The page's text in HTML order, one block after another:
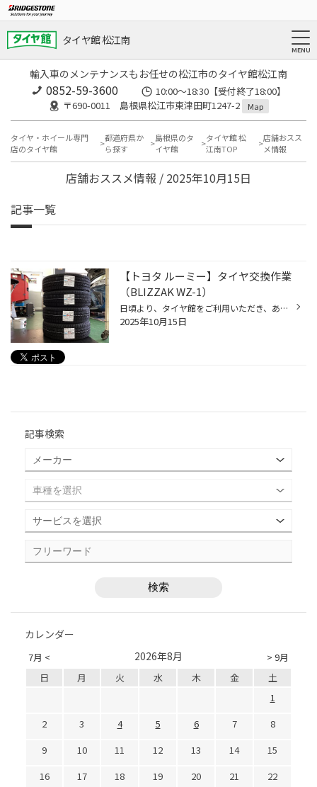
タイヤ館 松江南
輸入車のメンテナンスもお任せの松江市のタイヤ館松江南
0852-59-3600
10:00～18:30【受付終了18:00】
〒690-0011 島根県松江市東津田町1247-2
Map
タイヤ・ホイール専門
店のタイヤ館
都道府県か
ら探す
島根県のタ
イヤ館
タイヤ館 松
江南TOP
店舗おスス
メ情報
店舗おススメ情報 / 2025年10月15日
記事一覧
【トヨタ ルーミー】タイヤ交換作業
（BLIZZAK WZ-1）
日頃より、タイヤ館をご利用いただき、ありがとうございます。 さて、当店と同じチェーン店の近隣タイヤ館店舗で作業いたしましたタイヤ交換作業をご紹介します。 （WEB掲載をご快諾いただきましたお客様！大変感謝しております。 いつもご愛顧いただき誠にありがとうございます！！） おクルマ：ト...
2025年10月15日
記事検索
カレンダー
7月 < > 9月
2026年8月
日 月 火 水 木 金
土
1
2
3 4 5 6 7
8
9
10 11 12 13 14
15
16
17 18 19 20 21
22